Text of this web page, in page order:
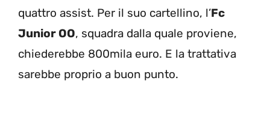
quattro assist. Per il suo cartellino, l’Fc
Junior OO, squadra dalla quale proviene,
chiederebbe 800mila euro. E la trattativa
sarebbe proprio a buon punto.